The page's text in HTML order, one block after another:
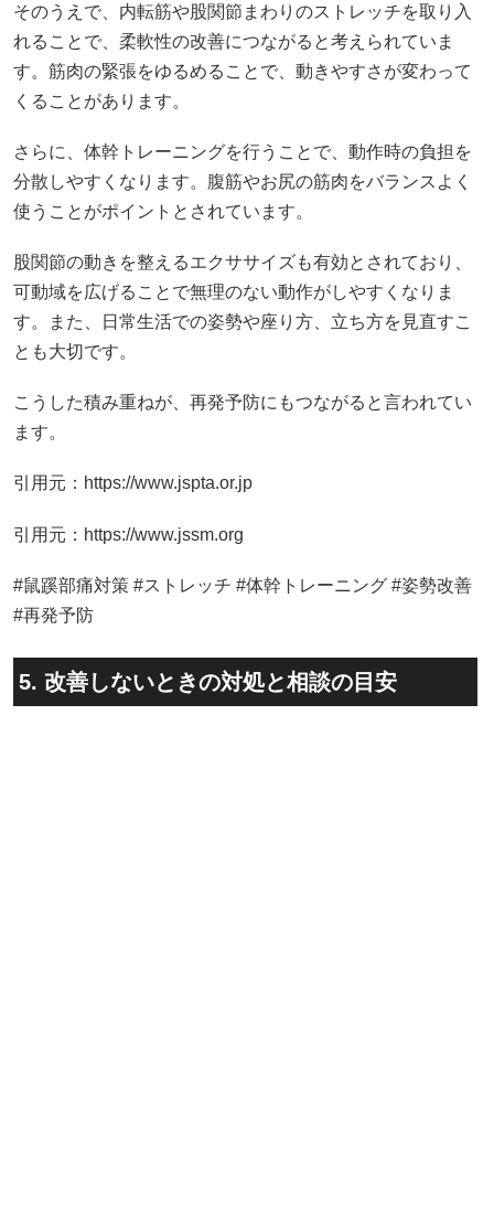
そのうえで、内転筋や股関節まわりのストレッチを取り入
れることで、柔軟性の改善につながると考えられていま
す。筋肉の緊張をゆるめることで、動きやすさが変わって
くることがあります。
さらに、体幹トレーニングを行うことで、動作時の負担を
分散しやすくなります。腹筋やお尻の筋肉をバランスよく
使うことがポイントとされています。
股関節の動きを整えるエクササイズも有効とされており、
可動域を広げることで無理のない動作がしやすくなりま
す。また、日常生活での姿勢や座り方、立ち方を見直すこ
とも大切です。
こうした積み重ねが、再発予防にもつながると言われてい
ます。
引用元：https://www.jspta.or.jp
引用元：https://www.jssm.org
#鼠蹊部痛対策 #ストレッチ #体幹トレーニング #姿勢改善
#再発予防
5. 改善しないときの対処と相談の目安